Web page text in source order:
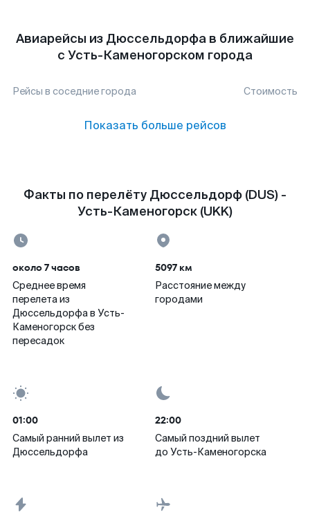
Авиарейсы из Дюссельдорфа в ближайшие
с Усть-Каменогорском города
Рейсы в соседние города Стоимость
Показать больше рейсов
Факты по перелёту Дюссельдорф (DUS) -
Усть-Каменогорск (UKK)
около 7 часов
Среднее время
перелета из
Дюссельдорфа в Усть-
Каменогорск без
пересадок
5097 км
Расстояние между
городами
01:00
Самый ранний вылет из
Дюссельдорфа
22:00
Самый поздний вылет
до Усть-Каменогорска